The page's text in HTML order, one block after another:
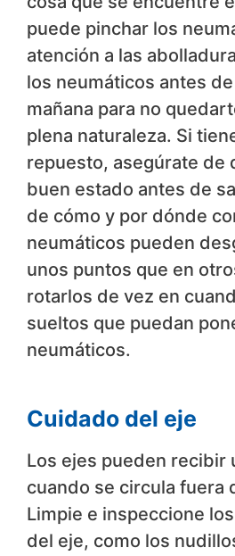
puede pinchar los
atención a las
los neumáticos antes
mañana para no
plena naturaleza. Si
repuesto, asegúrate de
buen estado antes de
de cómo y por dónde
neumáticos pueden
unos puntos que en
rotarlos de vez en
sueltos que puedan
neumáticos.
Cuidado del eje
Los ejes pueden recibir
cuando se circula fuera
Limpie e inspeccione
del eje, como los